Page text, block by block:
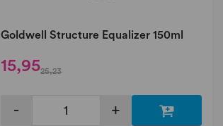
Goldwell Structure Equalizer 150ml
15,9525,23
- +